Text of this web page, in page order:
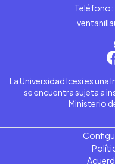
Teléfono:
La Universidad Icesi es
se encuentra sujeta a
Ministerio